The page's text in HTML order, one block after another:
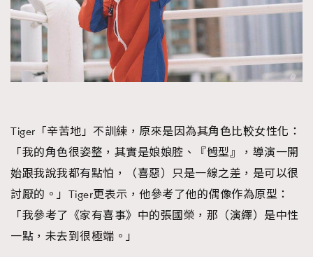
Tiger「辛苦地」不訓練，原來是因為其角色比較女性化：
「我的角色很姿整，其實是娘娘腔、『乸型』，導演一開
始跟我說我都有點怕，（喜惡）只是一線之差，是可以很
討厭的。」Tiger更表示，他參考了他的偶像作為原型：
「我參考了《家有喜事》中的張國榮，那（演繹）是中性
一點，未去到很極端。」